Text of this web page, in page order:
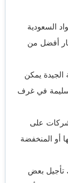
السعودية
أفضل من
الجيدة يمكن
في غرف
بين 3-5 شركات على
أو المنخفضة
تأجيل بعض